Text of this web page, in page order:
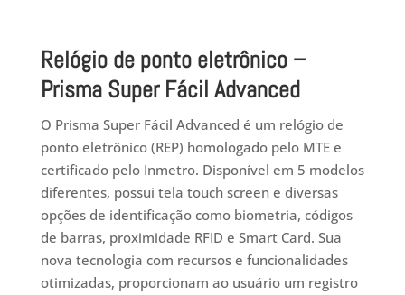
Relógio de ponto eletrônico –
Prisma Super Fácil Advanced
O Prisma Super Fácil Advanced é um relógio de
ponto eletrônico (REP) homologado pelo MTE e
certificado pelo Inmetro. Disponível em 5 modelos
diferentes, possui tela touch screen e diversas
opções de identificação como biometria, códigos
de barras, proximidade RFID e Smart Card. Sua
nova tecnologia com recursos e funcionalidades
otimizadas, proporcionam ao usuário um registro